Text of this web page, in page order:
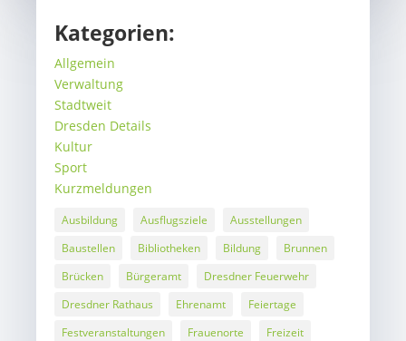
Kategorien:
Allgemein
Verwaltung
Stadtweit
Dresden Details
Kultur
Sport
Kurzmeldungen
Ausbildung Ausflugsziele
Ausstellungen
Baustellen
Bibliotheken Bildung
Brunnen
Brücken
Bürgeramt
Dresdner Feuerwehr
Dresdner Rathaus
Ehrenamt
Feiertage
Festveranstaltungen
Frauenorte
Freizeit